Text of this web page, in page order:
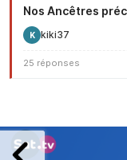
Nos Ancêtres
K kiki37
25 réponses